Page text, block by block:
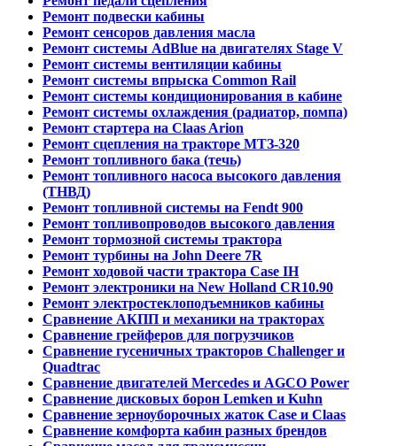
Ремонт подвески кабины
Ремонт сенсоров давления масла
Ремонт системы AdBlue на двигателях Stage V
Ремонт системы вентиляции кабины
Ремонт системы впрыска Common Rail
Ремонт системы кондиционирования в кабине
Ремонт системы охлаждения (радиатор, помпа)
Ремонт стартера на Claas Arion
Ремонт сцепления на тракторе МТЗ-320
Ремонт топливного бака (течь)
Ремонт топливного насоса высокого давления
(ТНВД)
Ремонт топливной системы на Fendt 900
Ремонт топливопроводов высокого давления
Ремонт тормозной системы трактора
Ремонт турбины на John Deere 7R
Ремонт ходовой части трактора Case IH
Ремонт электроники на New Holland CR10.90
Ремонт электростеклоподъемников кабины
Сравнение АКПП и механики на тракторах
Сравнение грейферов для погрузчиков
Сравнение гусеничных тракторов Challenger и
Quadtrac
Сравнение двигателей Mercedes и AGCO Power
Сравнение дисковых борон Lemken и Kuhn
Сравнение зерноуборочных жаток Case и Claas
Сравнение комфорта кабин разных брендов